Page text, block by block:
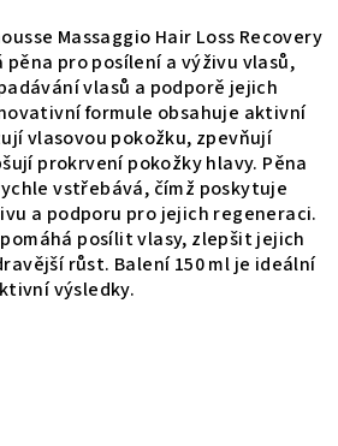
Massaggio Hair Loss Recovery
pro posílení a výživu vlasů,
vlasů a podporě jejich
formule obsahuje aktivní
vlasovou pokožku, zpevňují
prokrvení pokožky hlavy. Pěna
vstřebává, čímž poskytuje
a podporu pro jejich regeneraci.
posílit vlasy, zlepšit jejich
růst. Balení 150 ml je ideální
výsledky.